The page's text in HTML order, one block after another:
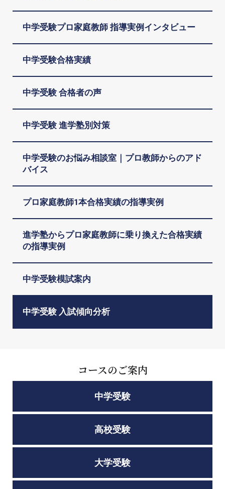
中学受験プロ家庭教師 指導実例インタビュー
中学受験合格実績
中学受験 合格者の声
中学受験 進学塾別対策
中学受験のお悩み相談室｜プロ教師からのアド
バイス
プロ家庭教師1本合格実績の指導実例
進学塾からプロ家庭教師に乗り換えた合格実績
の指導実例
中学受験模試案内
中学受験 入試傾向分析
コースのご案内
中学受験
高校受験
大学受験